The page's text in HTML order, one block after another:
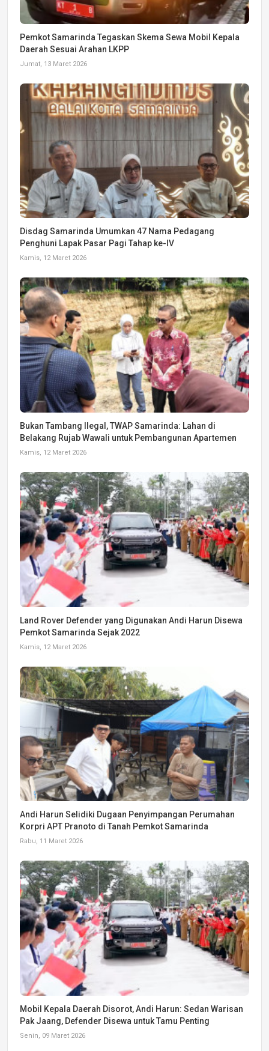
Pemkot Samarinda Tegaskan Skema Sewa Mobil Kepala
Daerah Sesuai Arahan LKPP
Jumat, 13 Maret 2026
Disdag Samarinda Umumkan 47 Nama Pedagang
Penghuni Lapak Pasar Pagi Tahap ke-IV
Kamis, 12 Maret 2026
Bukan Tambang Ilegal, TWAP Samarinda: Lahan di
Belakang Rujab Wawali untuk Pembangunan Apartemen
Kamis, 12 Maret 2026
Land Rover Defender yang Digunakan Andi Harun Disewa
Pemkot Samarinda Sejak 2022
Kamis, 12 Maret 2026
Andi Harun Selidiki Dugaan Penyimpangan Perumahan
Korpri APT Pranoto di Tanah Pemkot Samarinda
Rabu, 11 Maret 2026
Mobil Kepala Daerah Disorot, Andi Harun: Sedan Warisan
Pak Jaang, Defender Disewa untuk Tamu Penting
Senin, 09 Maret 2026